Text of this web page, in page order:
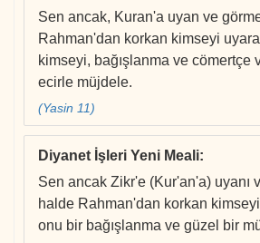
Sen ancak, Kuran'a uyan ve
Rahman'dan korkan kimseyi
kimseyi, bağışlanma ve cömertçe
ecirle müjdele.
(Yasin 11)
Diyanet İşleri Yeni Meali:
Sen ancak Zikr'e (Kur'an'a) uyanı
halde Rahman'dan korkan kimseyi
onu bir bağışlanma ve güzel bir